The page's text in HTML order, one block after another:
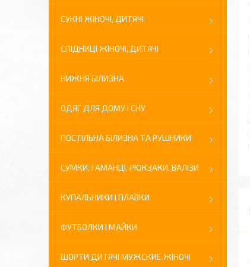
СУКНІ ЖІНОЧІ, ДИТЯЧІ
СПІДНИЦІ ЖІНОЧІ, ДИТЯЧІ
НИЖНЯ БІЛИЗНА
ОДЯГ ДЛЯ ДОМУ І СНУ
ПОСТІЛЬНА БІЛИЗНА ТА РУШНИКИ
СУМКИ, ГАМАНЦІ, РЮКЗАКИ, ВАЛІЗИ
КУПАЛЬНИКИ І ПЛАВКИ
ФУТБОЛКИ І МАЙКИ
ШОРТИ ДИТЯЧІ МУЖСКИЕ ЖІНОЧІ